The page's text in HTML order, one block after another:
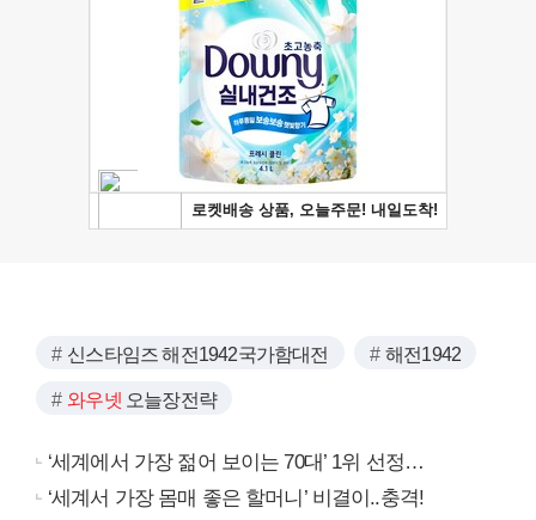
신스타임즈 해전1942국가함대전 해전1942
와우넷 오늘장전략
‘세계에서 가장 젊어 보이는 70대’ 1위 선정…
‘세계서 가장 몸매 좋은 할머니’ 비결이..충격!